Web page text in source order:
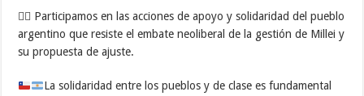
👉🏽 Participamos en las acciones de apoyo y solidaridad del pueblo
argentino que resiste el embate neoliberal de la gestión de Millei y
su propuesta de ajuste.
La solidaridad entre los pueblos y de clase es fundamental